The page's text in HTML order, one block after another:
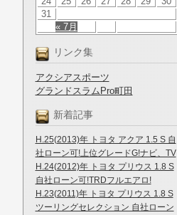
« 7月
31
リンク集
アクシアスポーツ
グランドスラムPro町田
新着記事
H.25(2013)年 トヨタ アクア 1.5 S 自
社ローン可!上位グレードG!ナビ、TV
H.24(2012)年 トヨタ プリウス 1.8 S
自社ローン可!TRDフルエアロ!
H.23(2011)年 トヨタ プリウス 1.8 S
ツーリングセレクション 自社ローン